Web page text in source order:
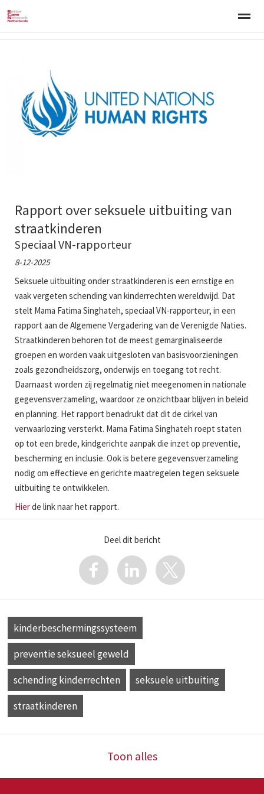
Home Nieuws Agenda E-mail
Rapport over seksuele uitbuiting van
straatkinderen
Speciaal VN-rapporteur
8-12-2025
Seksuele uitbuiting onder straatkinderen is een ernstige en
vaak vergeten schending van kinderrechten wereldwijd. Dat
stelt Mama Fatima Singhateh, speciaal VN-rapporteur, in een
rapport aan de Algemene Vergadering van de Verenigde Naties.
Straatkinderen behoren tot de meest gemarginaliseerde
groepen en worden vaak uitgesloten van basisvoorzieningen
zoals gezondheidszorg, onderwijs en toegang tot recht.
Daarnaast worden zij regelmatig niet meegenomen in nationale
gegevensverzameling, waardoor ze onzichtbaar blijven in beleid
en planning. Het rapport benadrukt dat dit de cirkel van
verwaarlozing versterkt. Mama Fatima Singhateh roept staten
op tot een brede, kindgerichte aanpak die inzet op preventie,
bescherming en inclusie. Ook is betere gegevensverzameling
nodig om effectieve en gerichte maatregelen tegen seksuele
uitbuiting te ontwikkelen.
Hierde link naar het rapport.
Deel dit bericht
kinderbeschermingssysteem
preventie seksueel geweld
schending kinderrechten
seksuele uitbuiting
straatkinderen
Toon alles